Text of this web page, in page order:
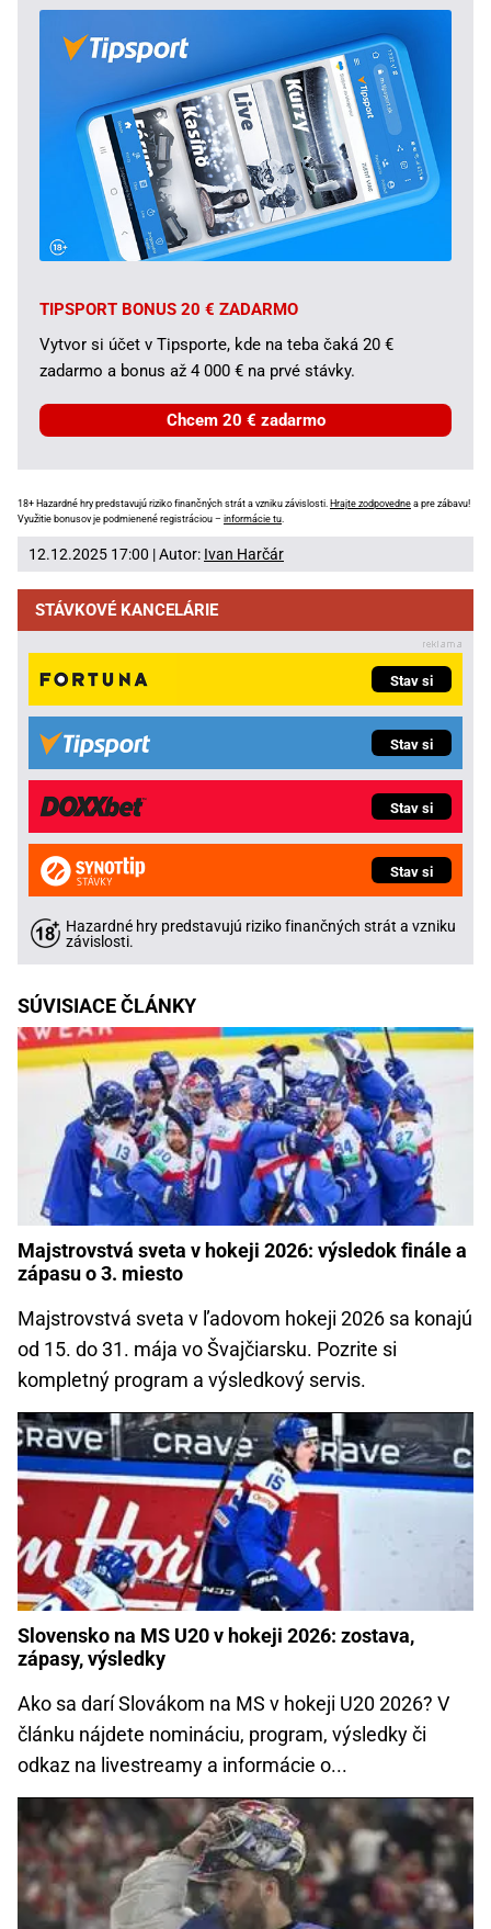
TIPSPORT BONUS 20 € ZADARMO
Vytvor si účet v Tipsporte, kde na teba čaká 20 €
zadarmo a bonus až 4 000 € na prvé stávky.
Chcem 20 € zadarmo
18+ Hazardné hry predstavujú riziko finančných strát a vzniku závislosti. Hrajte zodpovedne a pre zábavu!
Využitie bonusov je podmienené registráciou – informácie tu.
12.12.2025 17:00 | Autor: Ivan Harčár
STÁVKOVÉ KANCELÁRIE
Stav si
Stav si
Stav si
Stav si
Hazardné hry predstavujú riziko finančných strát a vzniku
závislosti.
SÚVISIACE ČLÁNKY
Majstrovstvá sveta v hokeji 2026: výsledok finále a
zápasu o 3. miesto
Majstrovstvá sveta v ľadovom hokeji 2026 sa konajú
od 15. do 31. mája vo Švajčiarsku. Pozrite si
kompletný program a výsledkový servis.
Slovensko na MS U20 v hokeji 2026: zostava,
zápasy, výsledky
Ako sa darí Slovákom na MS v hokeji U20 2026? V
článku nájdete nomináciu, program, výsledky či
odkaz na livestreamy a informácie o...